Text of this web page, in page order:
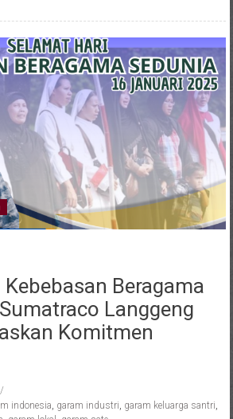
Beragama
Langgeng
Komitmen
indonesia, garam industri, garam keluarga santri,